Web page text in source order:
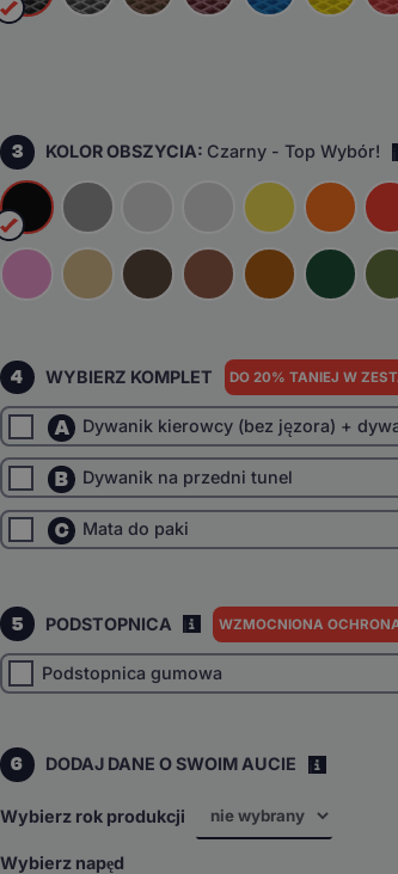
3 KOLOR OBSZYCIA: Czarny - Top Wybór!
4 WYBIERZ KOMPLET DO 20% TANIEJ W
A Dywanik kierowcy (bez jęzora) +
B Dywanik na przedni tunel
C Mata do paki
5 PODSTOPNICA WZMOCNIONA
Podstopnica gumowa
6 DODAJ DANE O SWOIM AUCIE
Wybierz rok produkcji
Wybierz napęd